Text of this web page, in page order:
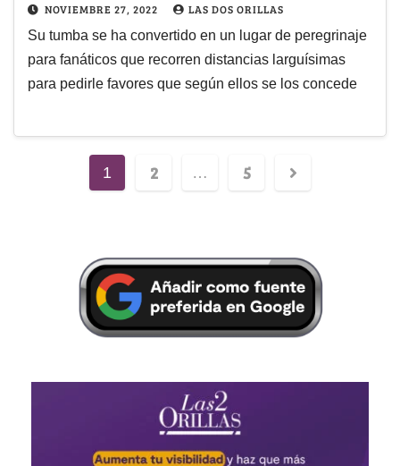
NOVIEMBRE 27, 2022 LAS DOS ORILLAS
Su tumba se ha convertido en un lugar de peregrinaje
para fanáticos que recorren distancias larguísimas
para pedirle favores que según ellos se los concede
1 2 … 5